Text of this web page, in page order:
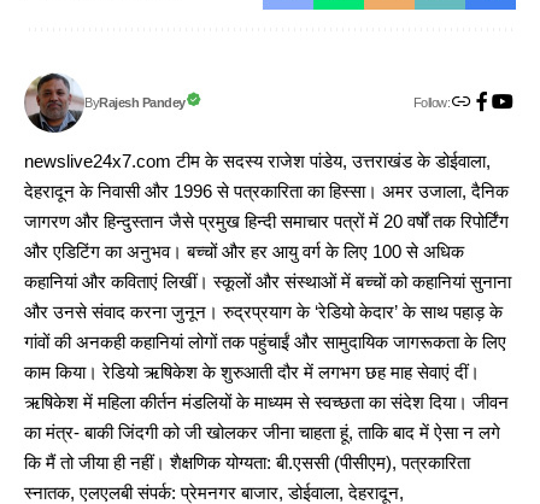
ByRajesh Pandey Follow:
newslive24x7.com टीम के सदस्य राजेश पांडेय, उत्तराखंड के डोईवाला,
देहरादून के निवासी और 1996 से पत्रकारिता का हिस्सा। अमर उजाला, दैनिक
जागरण और हिन्दुस्तान जैसे प्रमुख हिन्दी समाचार पत्रों में 20 वर्षों तक रिपोर्टिंग
और एडिटिंग का अनुभव। बच्चों और हर आयु वर्ग के लिए 100 से अधिक
कहानियां और कविताएं लिखीं। स्कूलों और संस्थाओं में बच्चों को कहानियां सुनाना
और उनसे संवाद करना जुनून। रुद्रप्रयाग के ‘रेडियो केदार’ के साथ पहाड़ के
गांवों की अनकही कहानियां लोगों तक पहुंचाईं और सामुदायिक जागरूकता के लिए
काम किया। रेडियो ऋषिकेश के शुरुआती दौर में लगभग छह माह सेवाएं दीं।
ऋषिकेश में महिला कीर्तन मंडलियों के माध्यम से स्वच्छता का संदेश दिया। जीवन
का मंत्र- बाकी जिंदगी को जी खोलकर जीना चाहता हूं, ताकि बाद में ऐसा न लगे
कि मैं तो जीया ही नहीं। शैक्षणिक योग्यता: बी.एससी (पीसीएम), पत्रकारिता
स्नातक, एलएलबी संपर्क: प्रेमनगर बाजार, डोईवाला, देहरादून,